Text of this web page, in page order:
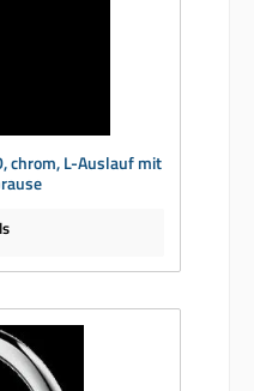
chrom, L-Auslauf mit